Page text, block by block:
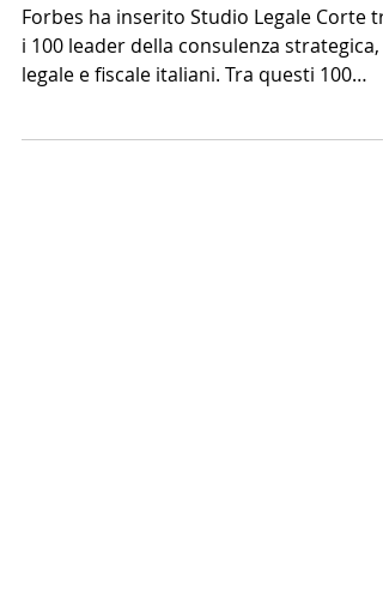
fiscale
Forbes ha inserito Studio Legale Corte tra